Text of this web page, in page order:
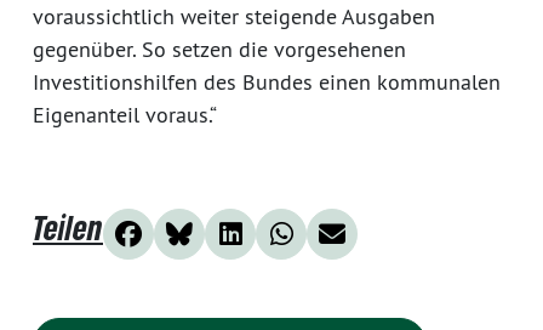
voraussichtlich weiter steigende Ausgaben
gegenüber. So setzen die vorgesehenen
Investitionshilfen des Bundes einen kommunalen
Eigenanteil voraus.“
Teilen